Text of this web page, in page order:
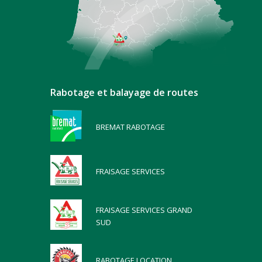
Rabotage et balayage de routes
BREMAT RABOTAGE
FRAISAGE SERVICES
FRAISAGE SERVICES GRAND
SUD